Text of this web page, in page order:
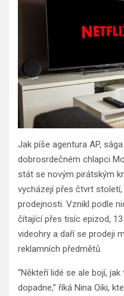
Jak píše agentura AP,
dobrosrdečném chlapci
stát se novým pirátským
vycházejí přes čtvrt
prodejnosti. Vznikl podle
čítající přes tisíc epizod,
videohry a daří se prodeji
reklamních předmětů.
“Někteří lidé se ale bojí,
dopadne,” říká Nina Oiki,